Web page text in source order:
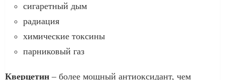
сигаретный дым
радиация
химические токсины
парниковый газ
Кверцетин – более мощный антиоксидант, чем